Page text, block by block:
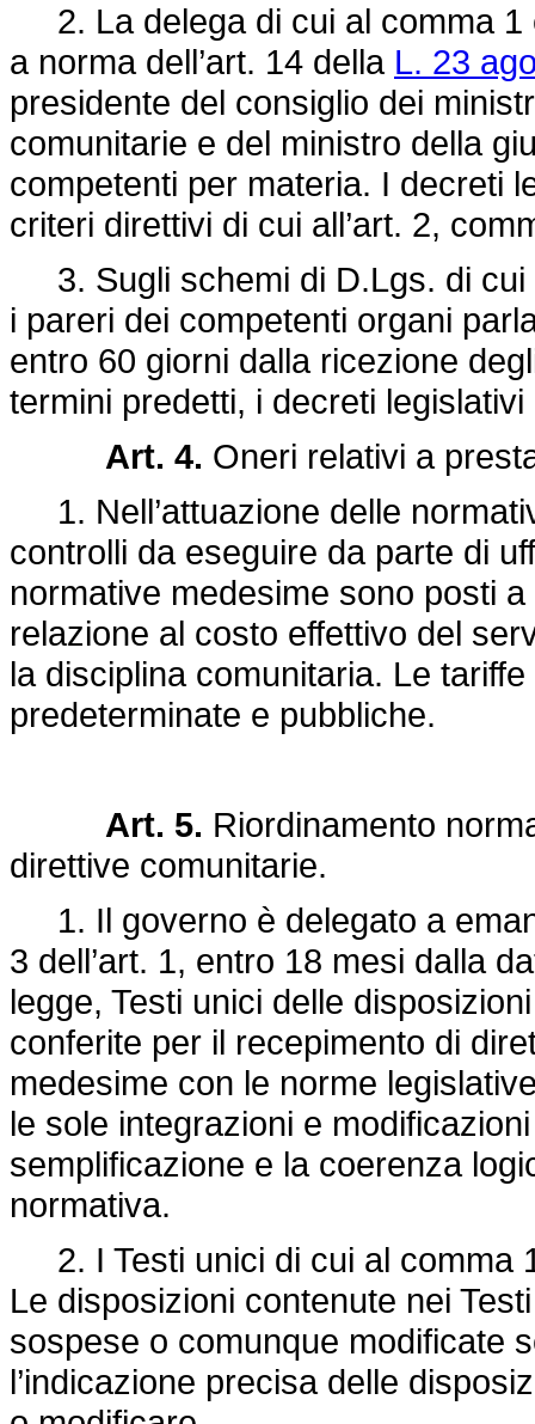
2. La delega di cui al comma 1
a norma dell’art. 14 della L. 23
presidente del consiglio dei
comunitarie e del ministro della
competenti per materia. I decreti
criteri direttivi di cui all’art. 2,
3. Sugli schemi di D.Lgs. di cui
i pareri dei competenti organi
entro 60 giorni dalla ricezione
termini predetti, i decreti
Art. 4. Oneri relativi a
1. Nell’attuazione delle
controlli da eseguire da parte di
normative medesime sono posti
relazione al costo effettivo del
la disciplina comunitaria. Le
predeterminate e pubbliche.
Art. 5. Riordinamento
direttive comunitarie.
1. Il governo è delegato a
3 dell’art. 1, entro 18 mesi dalla
legge, Testi unici delle
conferite per il recepimento di
medesime con le norme
le sole integrazioni e
semplificazione e la coerenza
normativa.
2. I Testi unici di cui al comma
Le disposizioni contenute nei
sospese o comunque modificate
l’indicazione precisa delle